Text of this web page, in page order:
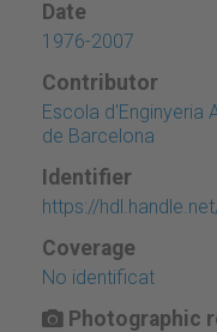
Date
1976-2007
Contributor
Escola d'Enginyeria
de Barcelona
Identifier
https://
Coverage
No identificat
Photographic